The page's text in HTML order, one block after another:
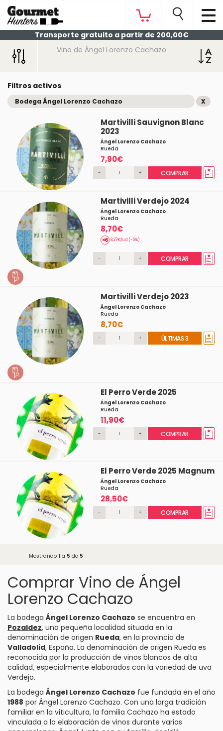
Transporte gratuito a partir de 200,00€
Vino de Ángel Lorenzo Cachazo
Filtros activos
Bodega Ángel Lorenzo Cachazo X
Martivilli Sauvignon Blanc
2023
Ángel Lorenzo Cachazo
Rueda
7,90€
- + COMPRAR
Martivilli Verdejo 2024
Ángel Lorenzo Cachazo
Rueda
8,70€
8,27€/ud (-5%)
- + COMPRAR
Martivilli Verdejo 2023
Ángel Lorenzo Cachazo
Rueda
8,70€
- + ÚLTIMAS 3
El Perro Verde 2025
Ángel Lorenzo Cachazo
Rueda
11,90€
- + COMPRAR
El Perro Verde 2025 Magnum
Ángel Lorenzo Cachazo
Rueda
28,50€
- + COMPRAR
Mostrando 1a 5 de 5
Comprar Vino de Ángel
Lorenzo Cachazo
La bodega Ángel Lorenzo Cachazo se encuentra en
Pozaldez, una pequeña localidad situada en la
denominación de origen Rueda, en la provincia de
Valladolid, España. La denominación de origen Rueda es
reconocida por la producción de vinos blancos de alta
calidad, especialmente elaborados con la variedad de uva
Verdejo.
La bodega Ángel Lorenzo Cachazo fue fundada en el año
1988 por Ángel Lorenzo Cachazo. Con una larga tradición
familiar en la viticultura, la familia Cachazo ha estado
vinculada a la elaboración de vinos durante varias